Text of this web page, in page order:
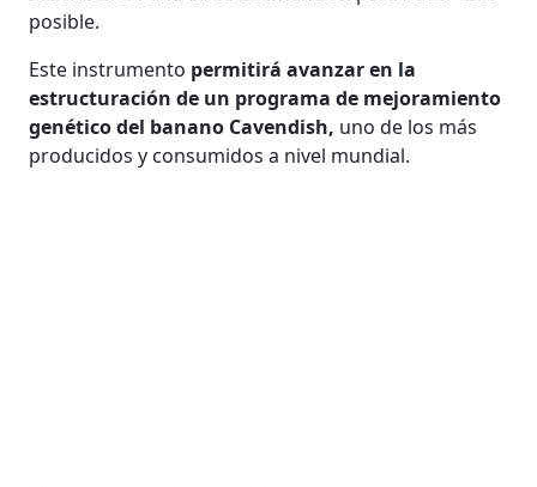
posible.
Este instrumento permitirá avanzar en la
estructuración de un programa de mejoramiento
genético del banano Cavendish, uno de los más
producidos y consumidos a nivel mundial.